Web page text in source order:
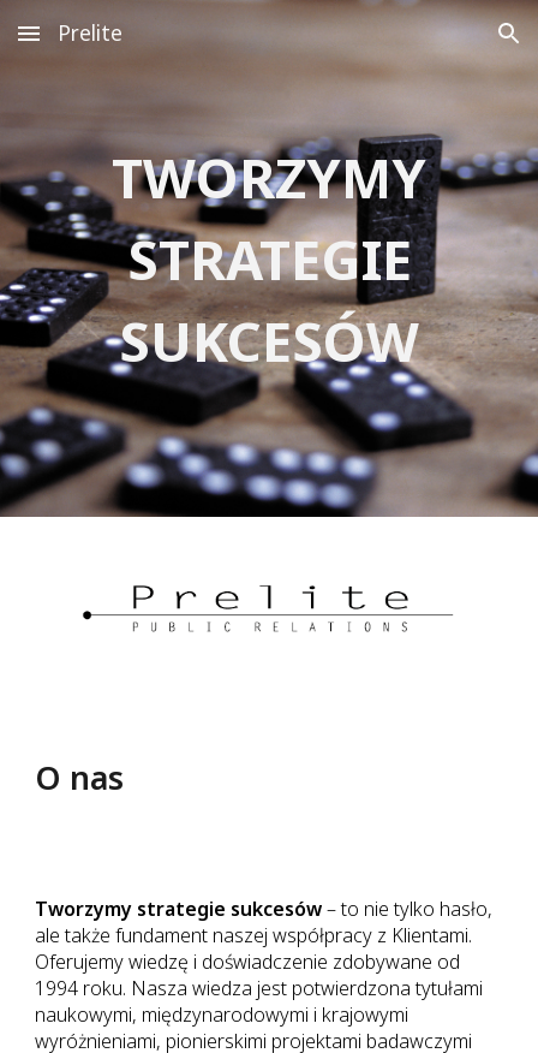
Skip to main content Skip to navigation
Prelite
TWORZYMY
STRATEGIE
SUKCESÓW
O nas
Tworzymy strategie sukcesów–to nie tylko hasło,
ale także fundament naszej współpracy z Klientami.
Oferujemy wiedzę i doświadczenie zdobywane od
1994 roku. Nasza wiedza jest potwierdzona tytułami
naukowymi, międzynarodowymi i krajowymi
wyróżnieniami, pionierskimi projektami badawczymi